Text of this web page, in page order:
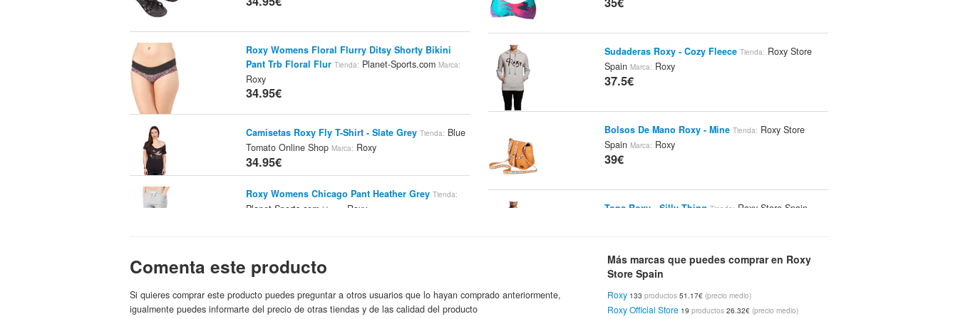
Roxy Womens Floral Flurry Ditsy Shorty Bikini
Pant Trb Floral Flur Tienda: Planet-Sports.comMarca:
Roxy
34.95€
Camisetas Roxy Fly T-Shirt - Slate Grey Tienda: Blue
Tomato Online ShopMarca: Roxy
34.95€
Roxy Womens Chicago Pant Heather Grey Tienda:
Planet-Sports.comMarca: Roxy
Camisetas Roxy Palm Tree Tunic Sheer Green D2
SS Women - Tropic Blue Tienda: Blue Tomato Online
ShopMarca: Roxy
Sudaderas Roxy - Cozy Fleece Tienda: Roxy Store
Spain Marca: Roxy
37.5€
Bolsos De Mano Roxy - Mine Tienda: Roxy Store
Spain Marca: Roxy
39€
Tops Roxy - Silly Thing Tienda: Roxy Store Spain
Spain Marca:Roxy
39€
Comenta este producto
Si quieres comprar este producto puedes preguntar a otros usuarios que lo hayan comprado anteriormente,
igualmente puedes informarte del precio de otras tiendas y de las calidad del producto
Más marcas que puedes comprar en Roxy
Store Spain
Roxy 133productos 51.17€ (precio medio)
Roxy Official Store 19productos 26.32€ (precio medio)